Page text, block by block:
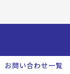
お問い合わせ一覧